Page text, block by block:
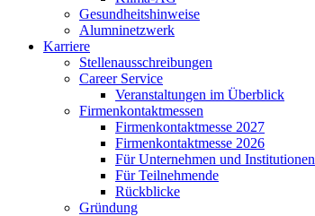
Gesundheitshinweise
Alumninetzwerk
Karriere
Stellenausschreibungen
Career Service
Veranstaltungen im Überblick
Firmenkontaktmessen
Firmenkontaktmesse 2027
Firmenkontaktmesse 2026
Für Unternehmen und Institutionen
Für Teilnehmende
Rückblicke
Gründung